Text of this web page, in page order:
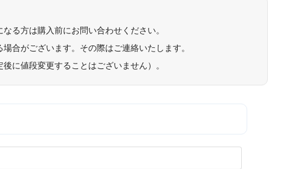
る方は購入前にお問い合わせください。
合がございます。その際はご連絡いたします。
に値段変更することはございません）。